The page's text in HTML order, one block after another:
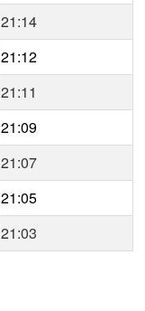
21:14
21:12
21:11
21:09
21:07
21:05
21:03